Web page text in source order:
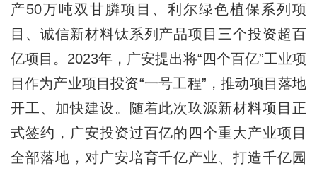
产50万吨双甘膦项目、利尔绿色植保系列项
目、诚信新材料钛系列产品项目三个投资超百
亿项目。2023年，广安提出将“四个百亿”工业项
目作为产业项目投资“一号工程”，推动项目落地
开工、加快建设。随着此次玖源新材料项目正
式签约，广安投资过百亿的四个重大产业项目
全部落地，对广安培育千亿产业、打造千亿园